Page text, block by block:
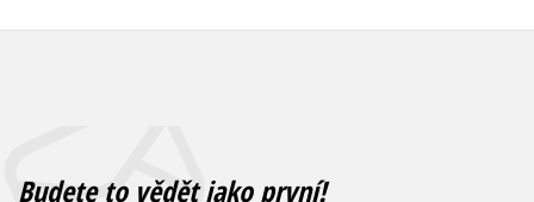
Budete to vědět jako první!